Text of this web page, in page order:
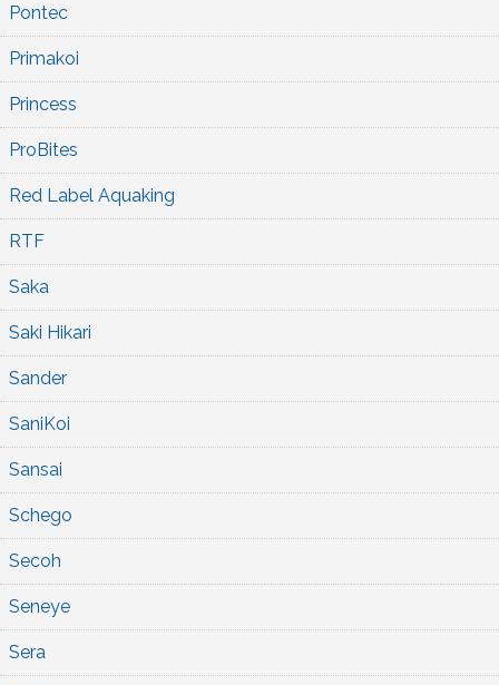
Pontec
Primakoi
Princess
ProBites
Red Label Aquaking
RTF
Saka
Saki Hikari
Sander
SaniKoi
Sansai
Schego
Secoh
Seneye
Sera